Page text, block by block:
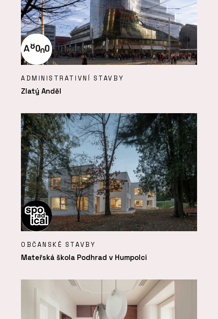
ADMINISTRATIVNÍ STAVBY
Zlatý Anděl
OBČANSKÉ STAVBY
Mateřská škola Podhrad v Humpolci